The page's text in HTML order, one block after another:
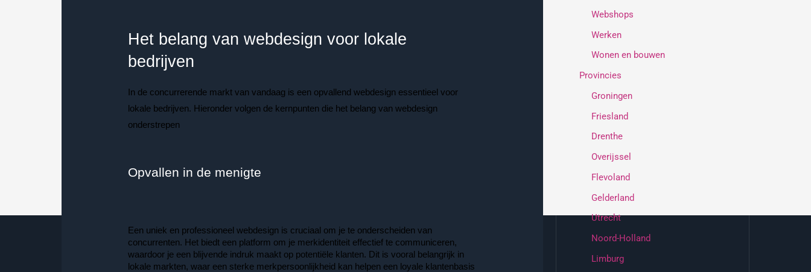
Het belang van webdesign voor lokale
bedrijven
In de concurrerende markt van vandaag is een opvallend webdesign essentieel voor
lokale bedrijven. Hieronder volgen de kernpunten die het belang van webdesign
onderstrepen
Opvallen in de menigte
Een uniek en professioneel webdesign is cruciaal om je te onderscheiden van
concurrenten. Het biedt een platform om je merkidentiteit effectief te communiceren,
waardoor je een blijvende indruk maakt op potentiële klanten. Dit is vooral belangrijk in
lokale markten, waar een sterke merkpersoonlijkheid kan helpen een loyale klantenbasis
Webshops
Werken
Wonen en bouwen
Provincies
Groningen
Friesland
Drenthe
Overijssel
Flevoland
Gelderland
Utrecht
Noord-Holland
Limburg